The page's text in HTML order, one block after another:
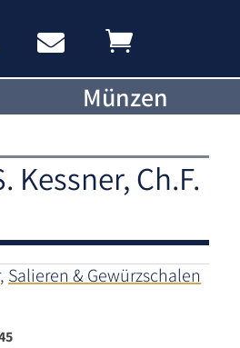
 
Münzen
Kessner, Ch.F.
, Salieren & Gewürzschalen